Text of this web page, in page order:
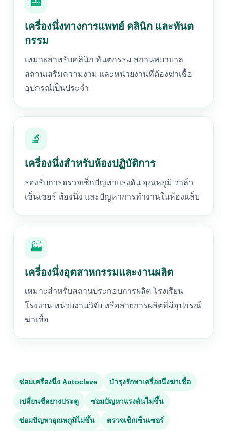
เครื่องนึ่งทางการแพทย์ คลินิก และทันต
กรรม
เหมาะสำหรับคลินิก ทันตกรรม สถานพยาบาล
สถานเสริมความงาม และหน่วยงานที่ต้องฆ่าเชื้อ
อุปกรณ์เป็นประจำ
🔬
เครื่องนึ่งสำหรับห้องปฏิบัติการ
รองรับการตรวจเช็กปัญหาแรงดัน อุณหภูมิ วาล์ว
เซ็นเซอร์ ห้องนึ่ง และปัญหาการทำงานในห้องแล็บ
🏭
เครื่องนึ่งอุตสาหกรรมและงานผลิต
เหมาะสำหรับสถานประกอบการผลิต โรงเรียน
โรงงาน หน่วยงานวิจัย หรือสายการผลิตที่มีอุปกรณ์
ฆ่าเชื้อ
ซ่อมเครื่องนึ่ง Autoclave บำรุงรักษาเครื่องนึ่งฆ่าเชื้อ
เปลี่ยนซีลยางประตู ซ่อมปัญหาแรงดันไม่ขึ้น
ซ่อมปัญหาอุณหภูมิไม่ขึ้น ตรวจเช็กเซ็นเซอร์